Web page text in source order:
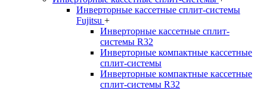
Инверторные кассетные сплит-системы
Fujitsu +
Инверторные кассетные сплит-
системы R32
Инверторные компактные кассетные
сплит-системы
Инверторные компактные кассетные
сплит-системы R32